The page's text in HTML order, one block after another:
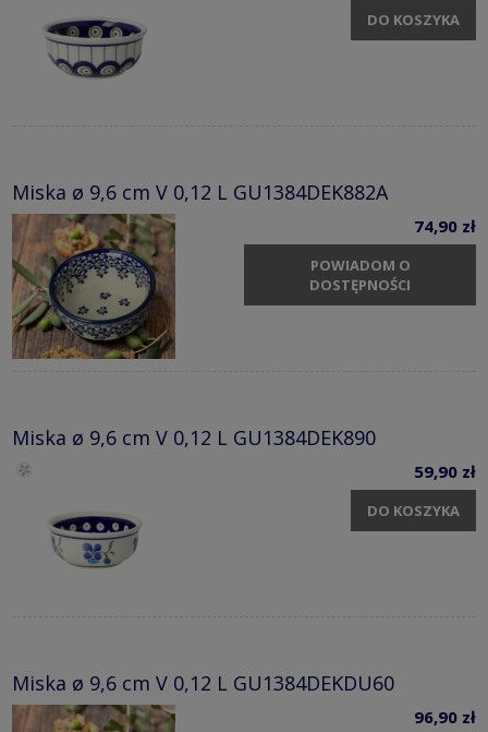
DO KOSZYKA
Miska ø 9,6 cm V 0,12 L GU1384DEK882A
74,90 zł
POWIADOM O
DOSTĘPNOŚCI
Miska ø 9,6 cm V 0,12 L GU1384DEK890
59,90 zł
DO KOSZYKA
Miska ø 9,6 cm V 0,12 L GU1384DEKDU60
96,90 zł